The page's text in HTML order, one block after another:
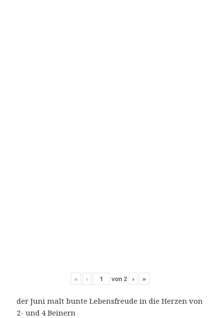
« ‹ von 2 › »
der Juni malt bunte Lebensfreude in die Herzen von
2- und 4 Beinern